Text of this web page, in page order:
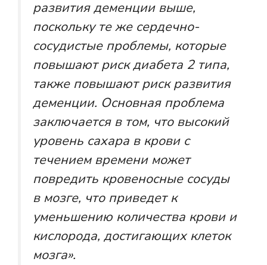
развития деменции выше,
поскольку те же сердечно-
сосудистые проблемы, которые
повышают риск диабета 2 типа,
также повышают риск развития
деменции. Основная проблема
заключается в том, что высокий
уровень сахара в крови с
течением времени может
повредить кровеносные сосуды
в мозге, что приведет к
уменьшению количества крови и
кислорода, достигающих клеток
мозга».